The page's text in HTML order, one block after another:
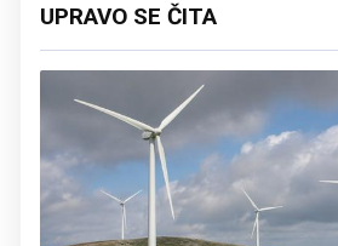
UPRAVO SE ČITA